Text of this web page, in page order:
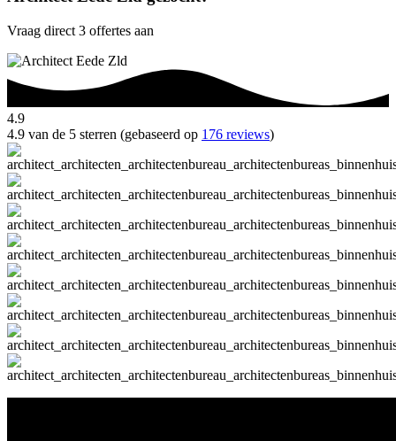
Vraag direct 3 offertes aan
4.9
4.9 van de 5 sterren (gebaseerd op 176 reviews)